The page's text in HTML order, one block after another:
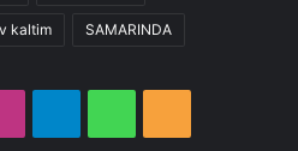
kaltim SAMARINDA